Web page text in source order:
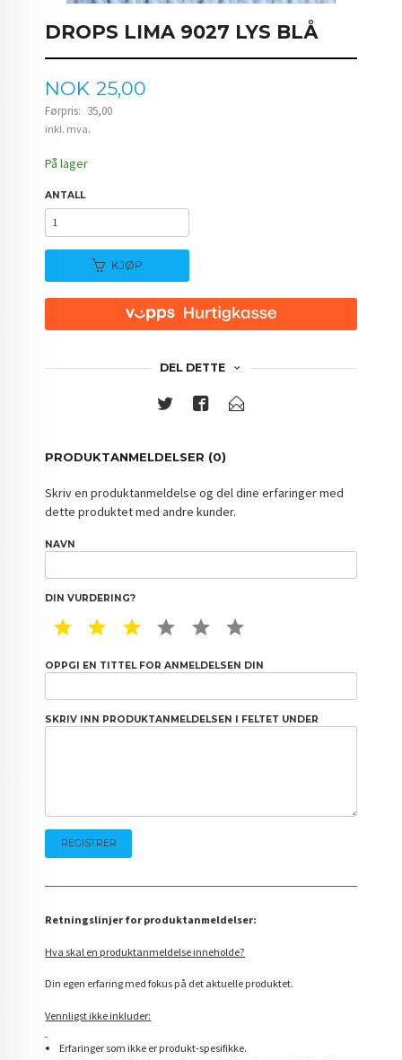
DROPS LIMA 9027 LYS BLÅ
Tilbud
NOK 25,00
Førpris: 35,00
Rabatt
inkl. mva.
På lager
ANTALL
KJØP
DEL DETTE
PRODUKTANMELDELSER (0)
Skriv en produktanmeldelse og del dine erfaringer med
dette produktet med andre kunder.
NAVN
DIN VURDERING?
1 STAR2 STAR3 STAR4 STAR5 STAR
OPPGI EN TITTEL FOR ANMELDELSEN DIN
SKRIV INN PRODUKTANMELDELSEN I FELTET UNDER
Retningslinjer for produktanmeldelser:
Hva skal en produktanmeldelse inneholde?
Din egen erfaring med fokus på det aktuelle produktet.
Vennligst ikke inkluder:
Erfaringer som ikke er produkt-spesifikke.